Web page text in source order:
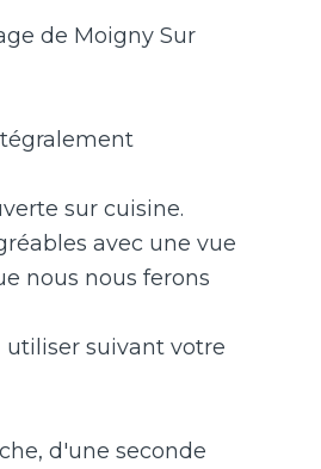
de Moigny Sur
sur cuisine.
avec une vue
nous nous ferons
utiliser suivant votre
d'une seconde